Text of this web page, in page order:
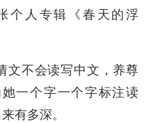
个人专辑《春天的浮
文不会读写中文，养尊
一个字一个字标注读
有多深。